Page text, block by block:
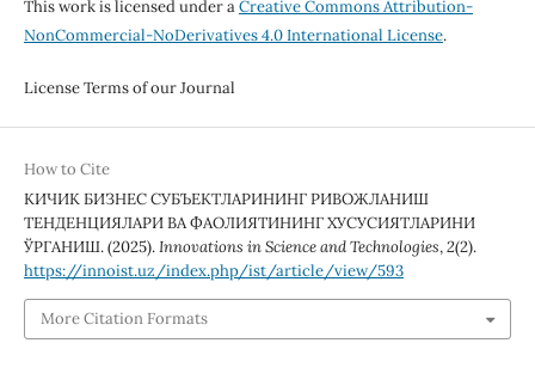
This work is licensed under aCreative Commons Attribution-
NonCommercial-NoDerivatives 4.0 International License.
License Terms of our Journal
How to Cite
КИЧИК БИЗНЕС СУБЪЕКТЛАРИНИНГ РИВОЖЛАНИШ
ТЕНДЕНЦИЯЛАРИ ВА ФАОЛИЯТИНИНГ ХУСУСИЯТЛАРИНИ
ЎРГАНИШ. (2025).Innovations in Science and Technologies,2(2).
https://innoist.uz/index.php/ist/article/view/593
More Citation Formats